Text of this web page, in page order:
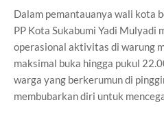
Dalam pemantauanya wali kota
PP Kota Sukabumi Yadi Mulyadi
operasional aktivitas di warung
maksimal buka hingga pukul
warga yang berkerumun di
membubarkan diri untuk